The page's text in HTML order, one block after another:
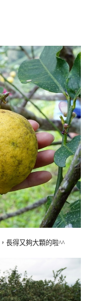
長得又夠大顆的啦^^